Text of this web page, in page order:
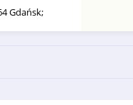
Gdańsk;